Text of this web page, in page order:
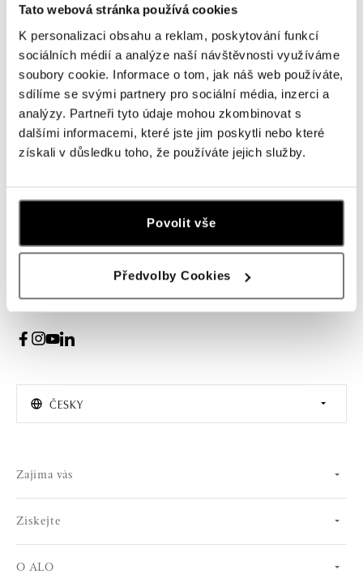
Tato webová stránka používá cookies
K personalizaci obsahu a reklam, poskytování funkcí
sociálních médií a analýze naší návštěvnosti využíváme
soubory cookie. Informace o tom, jak náš web používáte,
sdílíme se svými partnery pro sociální média, inzerci a
analýzy. Partneři tyto údaje mohou zkombinovat s
dalšími informacemi, které jste jim poskytli nebo které
získali v důsledku toho, že používáte jejich služby.
Povolit vše
Předvolby Cookies
V katalogu nejsou žádné produkty.
Přihlášení k odběru newsletteru
Žena
Muž
ČESKY
Zajíma vás
Získejte
O ALO